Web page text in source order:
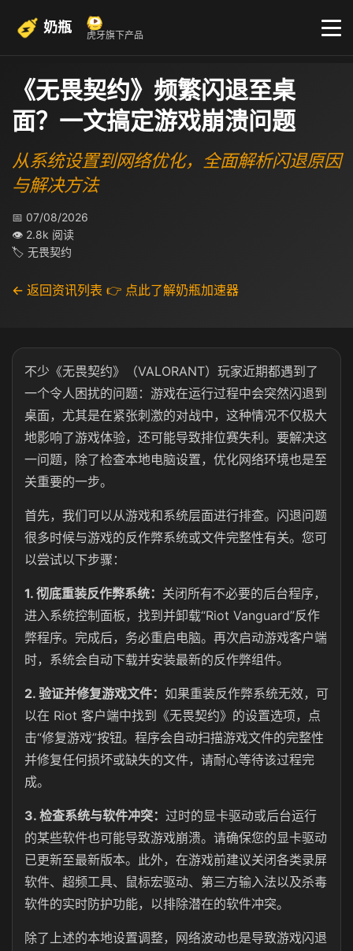
奶瓶 虎牙旗下产品
《无畏契约》频繁闪退至桌
面？一文搞定游戏崩溃问题
从系统设置到网络优化，全面解析闪退原因
与解决方法
📅 07/08/2026
👁 2.8k 阅读
🏷 无畏契约
← 返回资讯列表 👉 点此了解奶瓶加速器
不少《无畏契约》（VALORANT）玩家近期都遇到了
一个令人困扰的问题：游戏在运行过程中会突然闪退到
桌面，尤其是在紧张刺激的对战中，这种情况不仅极大
地影响了游戏体验，还可能导致排位赛失利。要解决这
一问题，除了检查本地电脑设置，优化网络环境也是至
关重要的一步。
首先，我们可以从游戏和系统层面进行排查。闪退问题
很多时候与游戏的反作弊系统或文件完整性有关。您可
以尝试以下步骤：
1. 彻底重装反作弊系统： 关闭所有不必要的后台程序，
进入系统控制面板，找到并卸载“Riot Vanguard”反作
弊程序。完成后，务必重启电脑。再次启动游戏客户端
时，系统会自动下载并安装最新的反作弊组件。
2. 验证并修复游戏文件： 如果重装反作弊系统无效，可
以在 Riot 客户端中找到《无畏契约》的设置选项，点
击“修复游戏”按钮。程序会自动扫描游戏文件的完整性
并修复任何损坏或缺失的文件，请耐心等待该过程完
成。
3. 检查系统与软件冲突： 过时的显卡驱动或后台运行
的某些软件也可能导致游戏崩溃。请确保您的显卡驱动
已更新至最新版本。此外，在游戏前建议关闭各类录屏
软件、超频工具、鼠标宏驱动、第三方输入法以及杀毒
软件的实时防护功能，以排除潜在的软件冲突。
除了上述的本地设置调整，网络波动也是导致游戏闪退